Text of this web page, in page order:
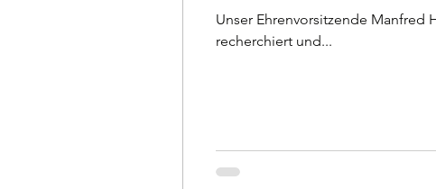
Unser Ehrenvorsitzende Manfred
recherchiert und...